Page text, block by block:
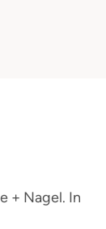
+ Nagel. In